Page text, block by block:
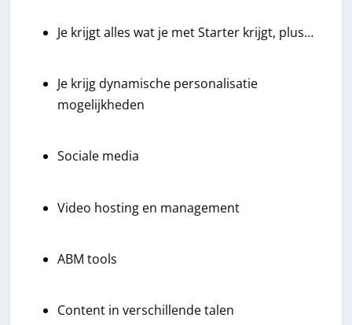
Je krijgt alles wat je met Starter krijgt, plus…
Je krijg dynamische personalisatie
mogelijkheden
Sociale media
Video hosting en management
ABM tools
Content in verschillende talen